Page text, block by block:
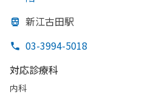
新江古田駅
03-3994-5018
対応診療科
内科